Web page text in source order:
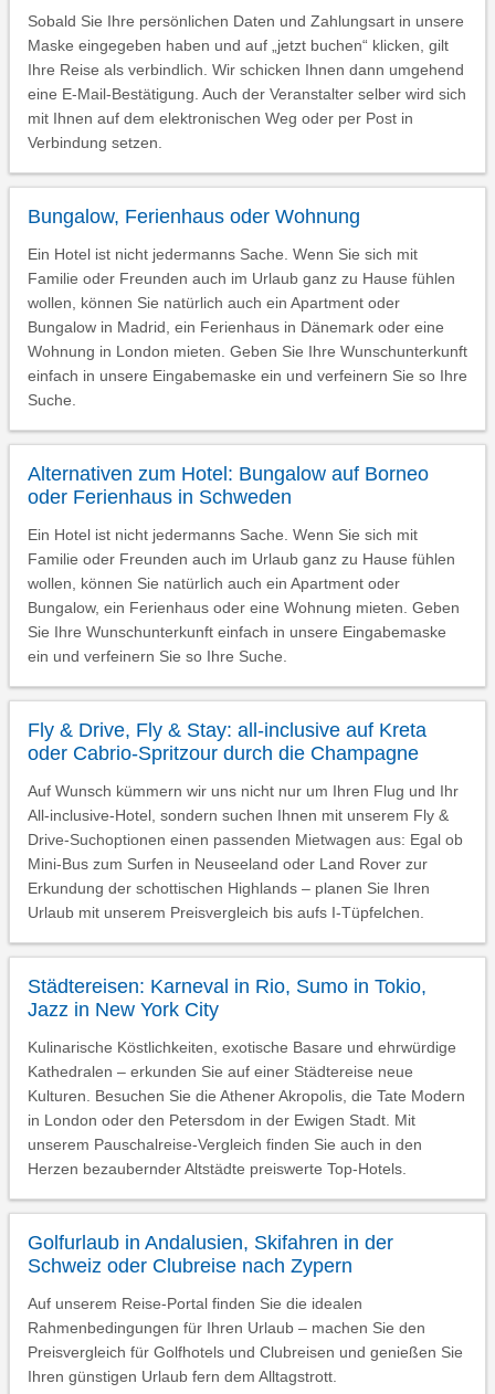
Sobald Sie Ihre persönlichen Daten und Zahlungsart in unsere
Maske eingegeben haben und auf „jetzt buchen“ klicken, gilt
Ihre Reise als verbindlich. Wir schicken Ihnen dann umgehend
eine E-Mail-Bestätigung. Auch der Veranstalter selber wird sich
mit Ihnen auf dem elektronischen Weg oder per Post in
Verbindung setzen.
Bungalow, Ferienhaus oder Wohnung
Ein Hotel ist nicht jedermanns Sache. Wenn Sie sich mit
Familie oder Freunden auch im Urlaub ganz zu Hause fühlen
wollen, können Sie natürlich auch ein Apartment oder
Bungalow in Madrid, ein Ferienhaus in Dänemark oder eine
Wohnung in London mieten. Geben Sie Ihre Wunschunterkunft
einfach in unsere Eingabemaske ein und verfeinern Sie so Ihre
Suche.
Alternativen zum Hotel: Bungalow auf Borneo
oder Ferienhaus in Schweden
Ein Hotel ist nicht jedermanns Sache. Wenn Sie sich mit
Familie oder Freunden auch im Urlaub ganz zu Hause fühlen
wollen, können Sie natürlich auch ein Apartment oder
Bungalow, ein Ferienhaus oder eine Wohnung mieten. Geben
Sie Ihre Wunschunterkunft einfach in unsere Eingabemaske
ein und verfeinern Sie so Ihre Suche.
Fly & Drive, Fly & Stay: all-inclusive auf Kreta
oder Cabrio-Spritzour durch die Champagne
Auf Wunsch kümmern wir uns nicht nur um Ihren Flug und Ihr
All-inclusive-Hotel, sondern suchen Ihnen mit unserem Fly &
Drive-Suchoptionen einen passenden Mietwagen aus: Egal ob
Mini-Bus zum Surfen in Neuseeland oder Land Rover zur
Erkundung der schottischen Highlands – planen Sie Ihren
Urlaub mit unserem Preisvergleich bis aufs I-Tüpfelchen.
Städtereisen: Karneval in Rio, Sumo in Tokio,
Jazz in New York City
Kulinarische Köstlichkeiten, exotische Basare und ehrwürdige
Kathedralen – erkunden Sie auf einer Städtereise neue
Kulturen. Besuchen Sie die Athener Akropolis, die Tate Modern
in London oder den Petersdom in der Ewigen Stadt. Mit
unserem Pauschalreise-Vergleich finden Sie auch in den
Herzen bezaubernder Altstädte preiswerte Top-Hotels.
Golfurlaub in Andalusien, Skifahren in der
Schweiz oder Clubreise nach Zypern
Auf unserem Reise-Portal finden Sie die idealen
Rahmenbedingungen für Ihren Urlaub – machen Sie den
Preisvergleich für Golfhotels und Clubreisen und genießen Sie
Ihren günstigen Urlaub fern dem Alltagstrott.